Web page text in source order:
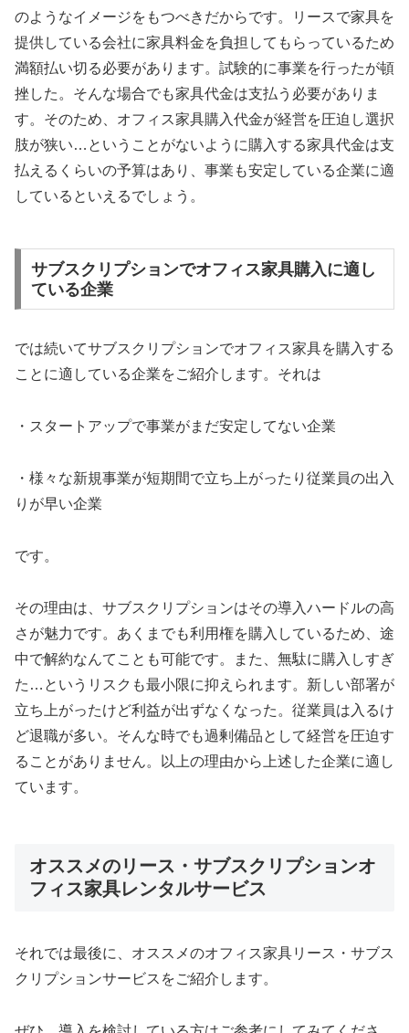
のようなイメージをもつべきだからです。リースで家具を
提供している会社に家具料金を負担してもらっているため
満額払い切る必要があります。試験的に事業を行ったが頓
挫した。そんな場合でも家具代金は支払う必要がありま
す。そのため、オフィス家具購入代金が経営を圧迫し選択
肢が狭い…ということがないように購入する家具代金は支
払えるくらいの予算はあり、事業も安定している企業に適
しているといえるでしょう。
サブスクリプションでオフィス家具購入に適し
ている企業
では続いてサブスクリプションでオフィス家具を購入する
ことに適している企業をご紹介します。それは
・スタートアップで事業がまだ安定してない企業
・様々な新規事業が短期間で立ち上がったり従業員の出入
りが早い企業
です。
その理由は、サブスクリプションはその導入ハードルの高
さが魅力です。あくまでも利用権を購入しているため、途
中で解約なんてことも可能です。また、無駄に購入しすぎ
た…というリスクも最小限に抑えられます。新しい部署が
立ち上がったけど利益が出ずなくなった。従業員は入るけ
ど退職が多い。そんな時でも過剰備品として経営を圧迫す
ることがありません。以上の理由から上述した企業に適し
ています。
オススメのリース・サブスクリプションオ
フィス家具レンタルサービス
それでは最後に、オススメのオフィス家具リース・サブス
クリプションサービスをご紹介します。